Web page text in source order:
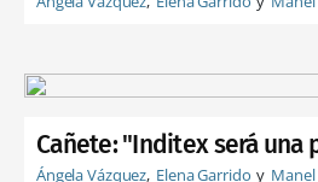
Cañete: "Inditex será una
Ángela Vázquez Elena Garrido